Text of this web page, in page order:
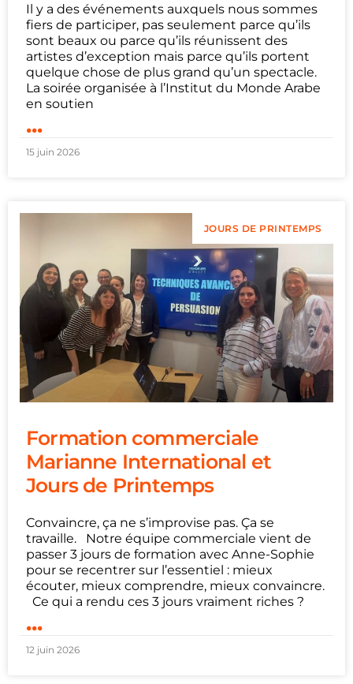
Il y a des événements auxquels nous sommes
fiers de participer, pas seulement parce qu’ils
sont beaux ou parce qu’ils réunissent des
artistes d’exception mais parce qu’ils portent
quelque chose de plus grand qu’un spectacle.
La soirée organisée à l’Institut du Monde Arabe
en soutien
...
15 juin 2026
JOURS DE PRINTEMPS
Formation commerciale
Marianne International et
Jours de Printemps
Convaincre, ça ne s’improvise pas. Ça se
travaille. Notre équipe commerciale vient de
passer 3 jours de formation avec Anne-Sophie
pour se recentrer sur l’essentiel : mieux
écouter, mieux comprendre, mieux convaincre.
Ce qui a rendu ces 3 jours vraiment riches ?
...
12 juin 2026